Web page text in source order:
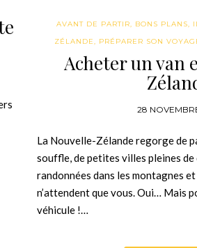
AVANT DE PARTIR, BONS PLANS,
ZÉLANDE, PRÉPARER SON
Acheter un van
28
La Nouvelle-Zélande regorge de
souffle, de petites villes pleines de
randonnées dans les montagnes
n’attendent que vous. Oui… Mais
véhicule !…